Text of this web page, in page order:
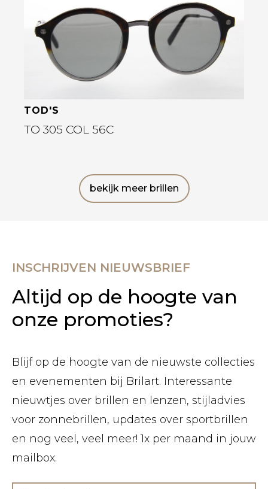
TOD'S
TO 305 COL 56C
bekijk meer brillen
INSCHRIJVEN NIEUWSBRIEF
Altijd op de hoogte van
onze promoties?
Blijf op de hoogte van de nieuwste collecties
en evenementen bij Brilart. Interessante
nieuwtjes over brillen en lenzen, stijladvies
voor zonnebrillen, updates over sportbrillen
en nog veel, veel meer! 1x per maand in jouw
mailbox.